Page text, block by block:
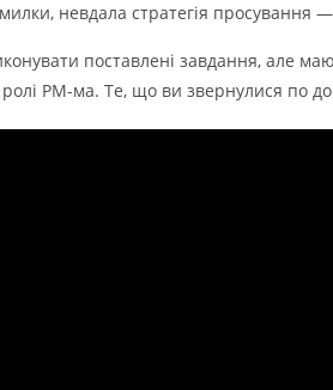
невдала стратегія просування
поставлені завдання, але
ролі РМ-ма. Те, що ви звернулися по